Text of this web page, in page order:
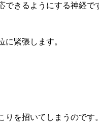
できるようにする神経で
緊張します。
りを招いてしまうのです